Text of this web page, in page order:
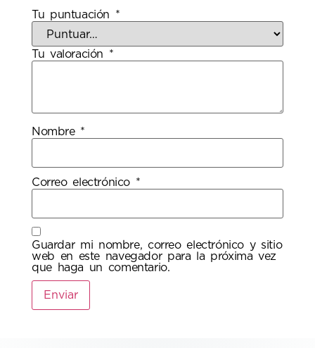
Tu puntuación *
Tu valoración *
Nombre *
Correo electrónico *
Guardar mi nombre, correo electrónico y sitio
web en este navegador para la próxima vez
que haga un comentario.